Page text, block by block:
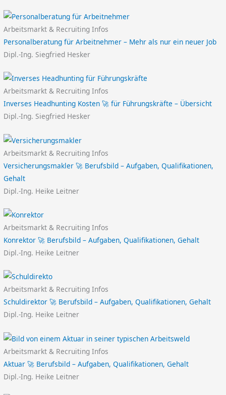
Arbeitsmarkt & Recruiting Infos
Personalberatung für Arbeitnehmer – Mehr als nur ein neuer Job
Dipl.-Ing. Siegfried Hesker
Arbeitsmarkt & Recruiting Infos
Inverses Headhunting Kosten 🚀 für Führungskräfte – Übersicht
Dipl.-Ing. Siegfried Hesker
Arbeitsmarkt & Recruiting Infos
Versicherungsmakler 🚀 Berufsbild – Aufgaben, Qualifikationen,
Gehalt
Dipl.-Ing. Heike Leitner
Arbeitsmarkt & Recruiting Infos
Konrektor 🚀 Berufsbild – Aufgaben, Qualifikationen, Gehalt
Dipl.-Ing. Heike Leitner
Arbeitsmarkt & Recruiting Infos
Schuldirektor 🚀 Berufsbild – Aufgaben, Qualifikationen, Gehalt
Dipl.-Ing. Heike Leitner
Arbeitsmarkt & Recruiting Infos
Aktuar 🚀 Berufsbild – Aufgaben, Qualifikationen, Gehalt
Dipl.-Ing. Heike Leitner